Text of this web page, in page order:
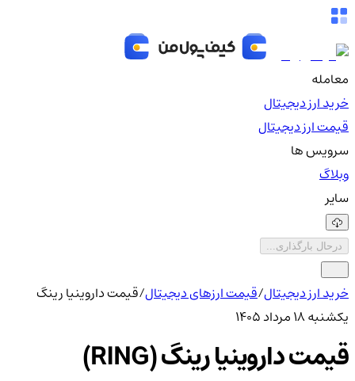
معامله
خرید ارز دیجیتال
قیمت ارز دیجیتال
سرویس ها
وبلاگ
سایر
درحال بارگذاری...
خرید ارز دیجیتال/قیمت ارزهای دیجیتال/قیمت داروینیا رینگ
یکشنبه ۱۸ مرداد ۱۴۰۵
قیمت داروینیا رینگ (RING)